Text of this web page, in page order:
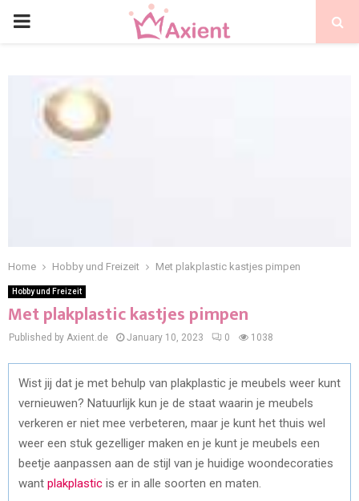
Home Hobby und Freizeit Met plakplastic kastjes pimpen
Hobby und Freizeit
Met plakplastic kastjes pimpen
Published by Axient.de January 10, 2023 0 1038
Wist jij dat je met behulp van plakplastic je meubels weer kunt
vernieuwen? Natuurlijk kun je de staat waarin je meubels
verkeren er niet mee verbeteren, maar je kunt het thuis wel
weer een stuk gezelliger maken en je kunt je meubels een
beetje aanpassen aan de stijl van je huidige woondecoraties
want plakplastic is er in alle soorten en maten.